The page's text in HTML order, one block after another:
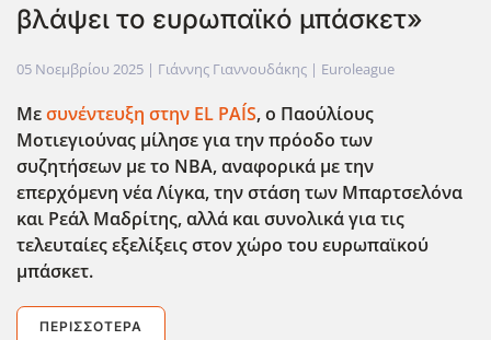
βλάψει το ευρωπαϊκό μπάσκετ»
05 Νοεμβρίου 2025 | Γιάννης Γιαννουδάκης | Euroleague
Μεσυνέντευξη στην EL PAÍS, ο Παούλίους
Μοτιεγιούνας μίλησε για την πρόοδο των
συζητήσεων με το ΝΒΑ, αναφορικά με την
επερχόμενη νέα Λίγκα, την στάση των Μπαρτσελόνα
και Ρεάλ Μαδρίτης, αλλά και συνολικά για τις
τελευταίες εξελίξεις στον χώρο του ευρωπαϊκού
μπάσκετ.
ΠΕΡΙΣΣΌΤΕΡΑ